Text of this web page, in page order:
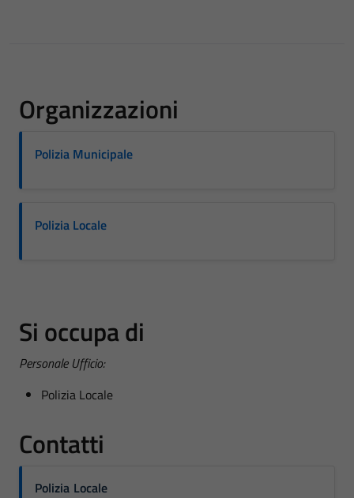
Organizzazioni
Polizia Municipale
Polizia Locale
Si occupa di
Personale Ufficio:
Polizia Locale
Contatti
Polizia Locale